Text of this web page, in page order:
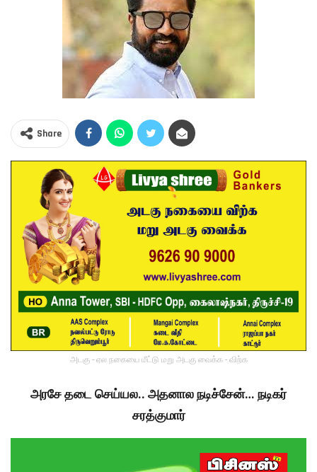
Share
அடகு - ஏல நகையை மீட்டு மறு அடகு வைக்க - விற்க
அரசே தடை செய்யல.. அதனால நடிச்சேன்… நடிகர்
சரத்குமார்